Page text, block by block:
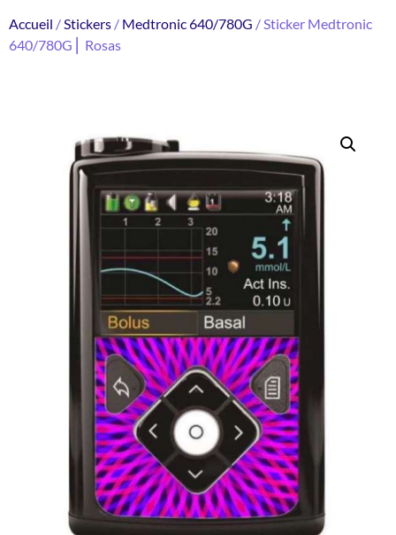
Accueil /Stickers / Medtronic 640/780G / Sticker Medtronic
640/780G ⎜ Rosas